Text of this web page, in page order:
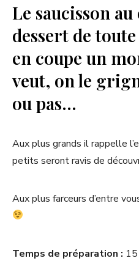
Le saucisson
dessert de
en coupe un
veut, on le
ou pas…
Aux plus grands il rappelle
petits seront ravis de
Aux plus farceurs d’entre
Temps de préparation :